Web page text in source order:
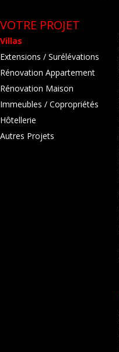
VOTRE PROJET
Villas
Extensions / Surélévations
Rénovation Appartement
Rénovation Maison
Immeubles / Copropriétés
Hôtellerie
Autres Projets